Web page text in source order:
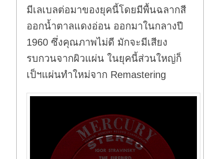
มีเลเบลต่อมาของยุคนี้โดยมีพื้นฉลากสี
ออกน้ำตาลแดงอ่อน ออกมาในกลางปี
1960 ซึ่งคุณภาพไม่ดี มักจะมีเสียง
รบกวนจากผิวแผ่น ในยุคนี้ส่วนใหญ่ก็
เป็ฯแผ่นทำใหม่จาก Remastering